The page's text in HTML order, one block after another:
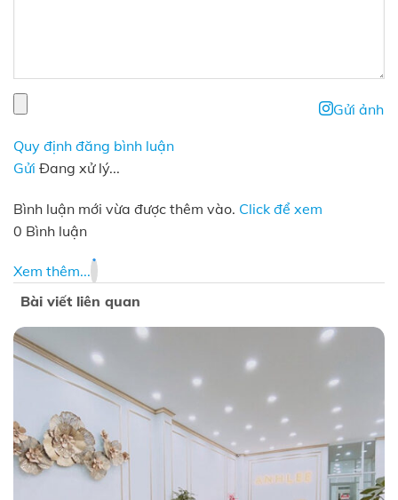
Gửi ảnh
Quy định đăng bình luận
Gửi Đang xử lý...
Bình luận mới vừa được thêm vào. Click để xem
0 Bình luận
Xem thêm...
Bài viết liên quan